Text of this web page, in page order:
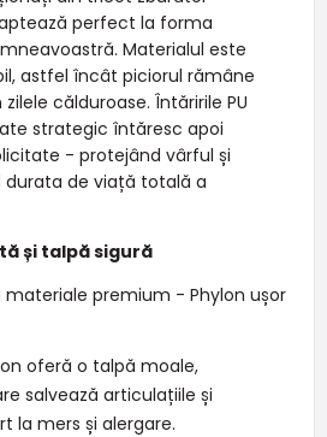
perfect la forma
Materialul este
astfel încât piciorul rămâne
călduroase. Întăririle PU
strategic întăresc apoi
- protejând vârful și
durata de viață totală a
și talpă sigură
premium - Phylon ușor
oferă o talpă moale,
salvează articulațiile și
la mers și alergare.